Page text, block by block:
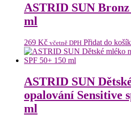
ASTRID SUN
ml
269 Kč včetně DPH Přidat do
ASTRID SUN
opalování Sensitive
ml